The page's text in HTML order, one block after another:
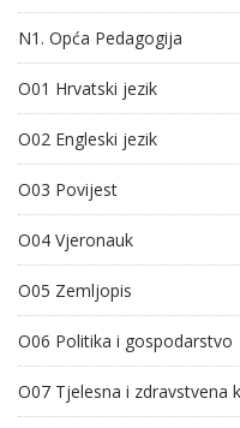
N1. Opća Pedagogija
O01 Hrvatski jezik
O02 Engleski jezik
O03 Povijest
O04 Vjeronauk
O05 Zemljopis
O06 Politika i gospodarstvo
O07 Tjelesna i zdravstvena